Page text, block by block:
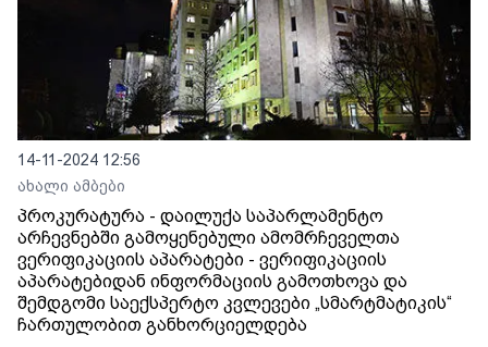
14-11-2024 12:56
ახალი ამბები
პროკურატურა - დაილუქა საპარლამენტო
არჩევნებში გამოყენებული ამომრჩეველთა
ვერიფიკაციის აპარატები - ვერიფიკაციის
აპარატებიდან ინფორმაციის გამოთხოვა და
შემდგომი საექსპერტო კვლევები „სმარტმატიკის“
ჩართულობით განხორციელდება